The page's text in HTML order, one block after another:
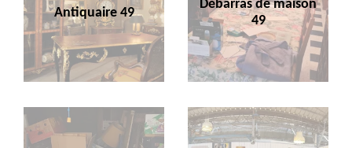
Antiquaire 49
Débarras de maison
49